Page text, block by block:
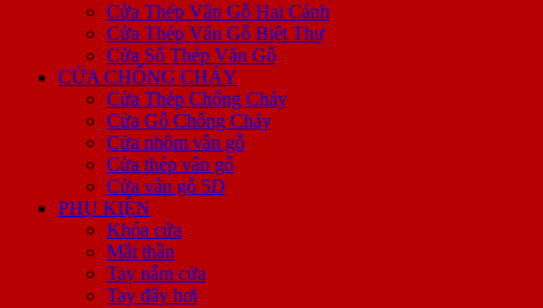
Cửa Thép Vân Gỗ Hai Cánh
Cửa Thép Vân Gỗ Biệt Thự
Cửa Sổ Thép Vân Gỗ
CỬA CHỐNG CHÁY
Cửa Thép Chống Cháy
Cửa Gỗ Chống Cháy
Cửa nhôm vân gỗ
Cửa thép vân gỗ
Cửa vân gỗ 5D
PHỤ KIỆN
Khóa cửa
Mắt thần
Tay nắm cửa
Tay đẩy hơi